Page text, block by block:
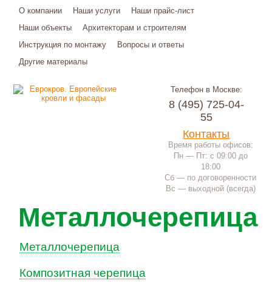
О компании Наши услуги
Наши прайс-лист
Наши объекты
Архитекторам и строителям
Инструкция по монтажу
Вопросы и ответы
Другие материалы
Телефон в Москве:
8 (495) 725-04-
55
Контакты
Время работы офисов:
Пн — Пт: с 09:00 до
18:00
Сб — по договоренности
Вс — выходной (всегда)
Металлочерепица
Металлочерепица
Композитная черепица